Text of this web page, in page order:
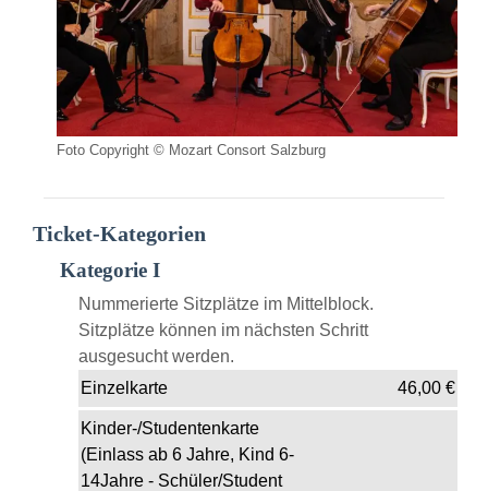
Foto Copyright © Mozart Consort Salzburg
Ticket-Kategorien
Kategorie I
Nummerierte Sitzplätze im Mittelblock.
Sitzplätze können im nächsten Schritt
ausgesucht werden.
Einzelkarte
46,00€
Kinder-/Studentenkarte
(Einlass ab 6 Jahre, Kind 6-
14Jahre - Schüler/Student